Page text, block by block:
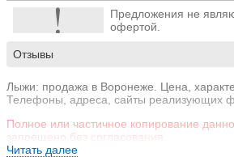
Предложения не
офертой.
Отзывы
Лыжи: продажа в Воронеже. Цена,
Телефоны, адреса, сайты реализующих
Полное или частичное копирование
запрещено без согласования.
Читать далее